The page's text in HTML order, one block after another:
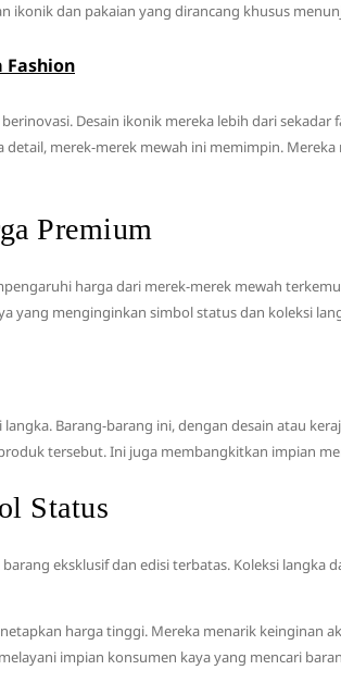
dan pakaian yang dirancang khusus
Fashion
Desain ikonik mereka lebih dari
merek-merek mewah ini memimpin.
Premium
harga dari merek-merek mewah
yang menginginkan simbol status dan koleksi
Barang-barang ini, dengan desain atau
tersebut. Ini juga membangkitkan impian
Status
eksklusif dan edisi terbatas. Koleksi
harga tinggi. Mereka menarik keinginan
impian konsumen kaya yang mencari